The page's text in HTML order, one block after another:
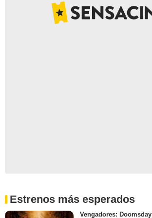
Estrenos más esperados
Vengadores: Doomsday